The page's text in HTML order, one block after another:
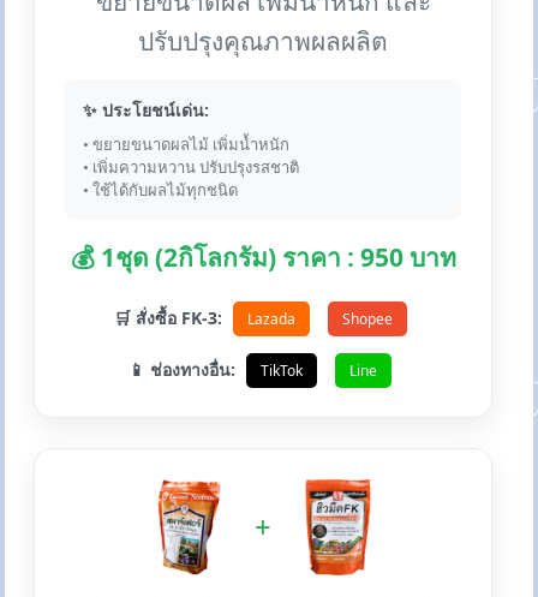
ปรับปรุงคุณภาพผลผลิต
✨ ประโยชน์เด่น:
• ขยายขนาดผลไม้ เพิ่มน้ำหนัก
• เพิ่มความหวาน ปรับปรุงรสชาติ
• ใช้ได้กับผลไม้ทุกชนิด
💰 1ชุด (2กิโลกรัม) ราคา : 950 บาท
🛒 สั่งซื้อ FK-3: Lazada Shopee
📱 ช่องทางอื่น: TikTok Line
+